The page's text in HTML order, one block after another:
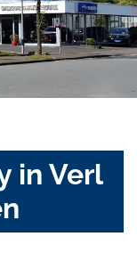
in Verl